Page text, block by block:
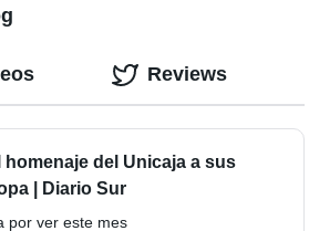
homenaje del Unicaja a sus
| Diario Sur
por ver este mes
Reviews